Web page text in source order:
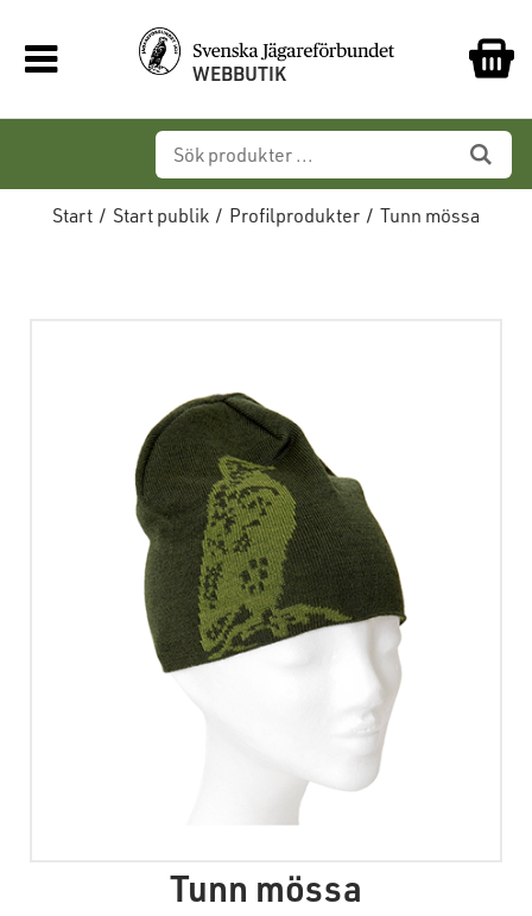
WEBBUTIK
Start / Start publik / Profilprodukter / Tunn mössa
Tunn mössa